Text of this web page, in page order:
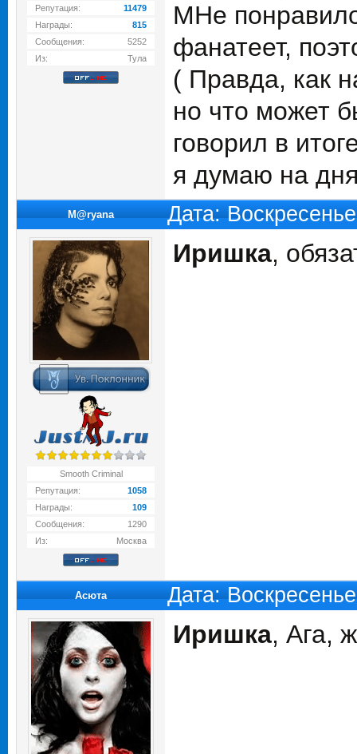
Репутация:
11479
Награды:
815
Сообщения:
5252
Из:
Тула
МНе
фанатеет,
( Правда, как
но что может
говорил в
я думаю на
M@ryana Дата:
Smooth Criminal
Репутация:
1058
Награды:
109
Сообщения:
1290
Из:
Москва
Иришка,
Асюта Дата:
Иришка, Ага,